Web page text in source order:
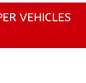
VEHICLES